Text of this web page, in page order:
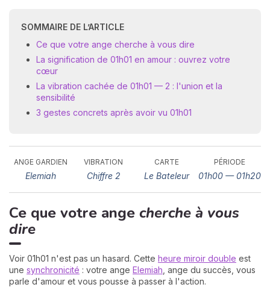
SOMMAIRE DE L’ARTICLE
Ce que votre ange cherche à vous dire
La signification de 01h01 en amour : ouvrez votre
cœur
La vibration cachée de 01h01 — 2 : l'union et la
sensibilité
3 gestes concrets après avoir vu 01h01
ANGE GARDIEN
Elemiah
VIBRATION
Chiffre 2
CARTE
Le Bateleur
PÉRIODE
01h00 — 01h20
Ce que votre ange cherche à vous
dire
Voir 01h01 n'est pas un hasard. Cette heure miroir double est
une synchronicité : votre ange Elemiah, ange du succès, vous
parle d'amour et vous pousse à passer à l'action.